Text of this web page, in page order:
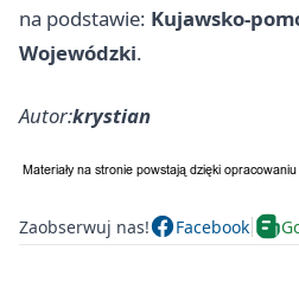
na podstawie: Kujawsko-
Wojewódzki.
Autor:krystian
Zaobserwuj nas! Facebook